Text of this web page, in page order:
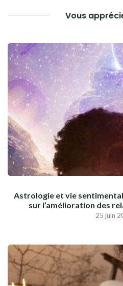
Vous
Astrologie et vie
sur l’amélioration des
25 juin